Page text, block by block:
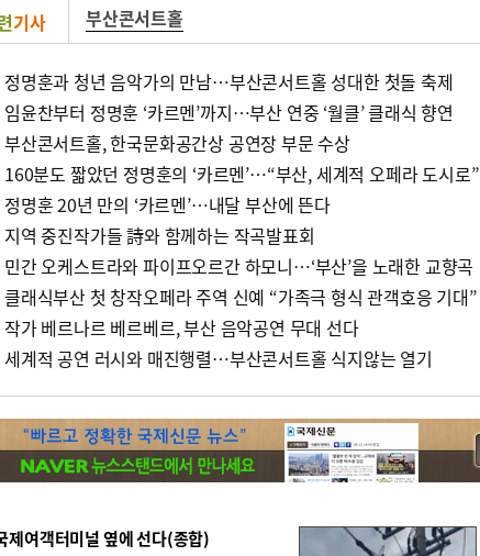
기사 부산콘서트홀
정명훈과 청년 음악가의 만남…부산콘서트홀 성대한 첫돌 축제
임윤찬부터 정명훈 ‘카르멘’까지…부산 연중 ‘월클’ 클래식 향연
부산콘서트홀, 한국문화공간상 공연장 부문 수상
160분도 짧았던 정명훈의 ‘카르멘’…“부산, 세계적 오페라 도시로”
정명훈 20년 만의 ‘카르멘’…내달 부산에 뜬다
지역 중진작가들 詩와 함께하는 작곡발표회
민간 오케스트라와 파이프오르간 하모니…‘부산’을 노래한 교향곡
클래식부산 첫 창작오페라 주역 신예 “가족극 형식 관객호응 기대”
작가 베르나르 베르베르, 부산 음악공연 무대 선다
세계적 공연 러시와 매진행렬…부산콘서트홀 식지않는 열기
여객터미널 옆에 선다(종합)